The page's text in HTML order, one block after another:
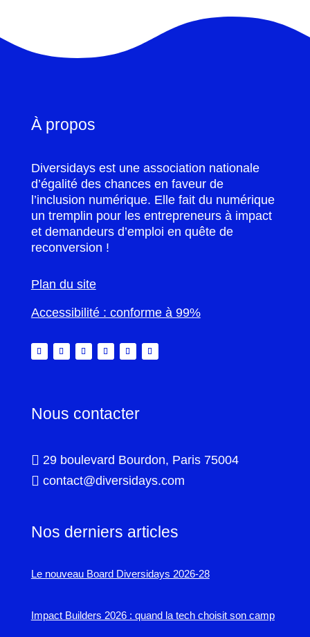
À propos
Diversidays est une association nationale
d’égalité des chances en faveur de
l’inclusion numérique. Elle fait du numérique
un tremplin pour les entrepreneurs à impact
et demandeurs d’emploi en quête de
reconversion !
Plan du site
Accessibilité : conforme à 99%
Nous contacter
 29 boulevard Bourdon, Paris 75004
 contact@diversidays.com
Nos derniers articles
Le nouveau Board Diversidays 2026-28
Impact Builders 2026 : quand la tech choisit son camp